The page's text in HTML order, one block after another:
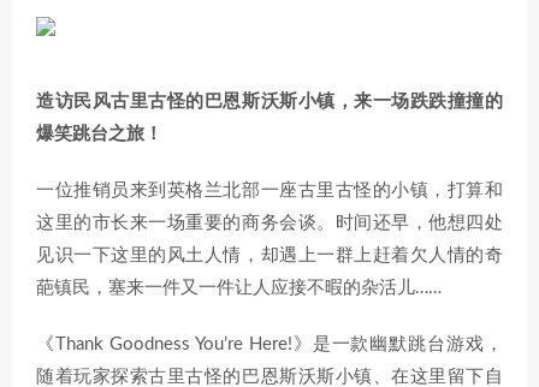
造访民风古里古怪的巴恩斯沃斯小镇，来一场跌跌撞撞的
爆笑跳台之旅！
一位推销员来到英格兰北部一座古里古怪的小镇，打算和
这里的市长来一场重要的商务会谈。时间还早，他想四处
见识一下这里的风土人情，却遇上一群上赶着欠人情的奇
葩镇民，塞来一件又一件让人应接不暇的杂活儿……
《Thank Goodness You’re Here!》是一款幽默跳台游戏，
随着玩家探索古里古怪的巴恩斯沃斯小镇、在这里留下自